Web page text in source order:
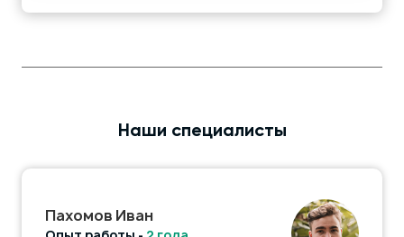
Наши специалисты
Пахомов Иван